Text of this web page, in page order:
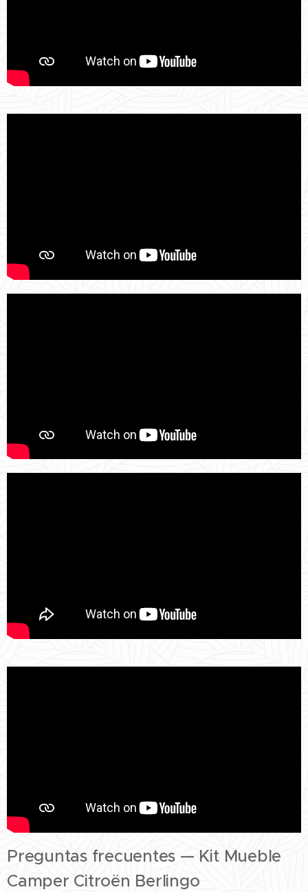
Preguntas frecuentes — Kit Mueble
Camper Citroën Berlingo